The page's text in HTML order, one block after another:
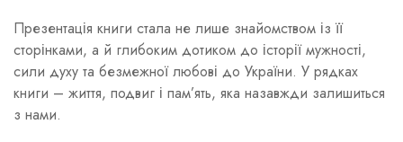
Презентація книги стала не лише знайомством із її
сторінками, а й глибоким дотиком до історії мужності,
сили духу та безмежної любові до України. У рядках
книги – життя, подвиг і пам’ять, яка назавжди залишиться
з нами.